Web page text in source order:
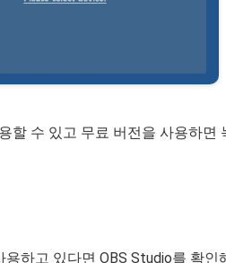
할 수 있고 무료 버전을 사용하면
하고 있다면 OBS Studio를 확인